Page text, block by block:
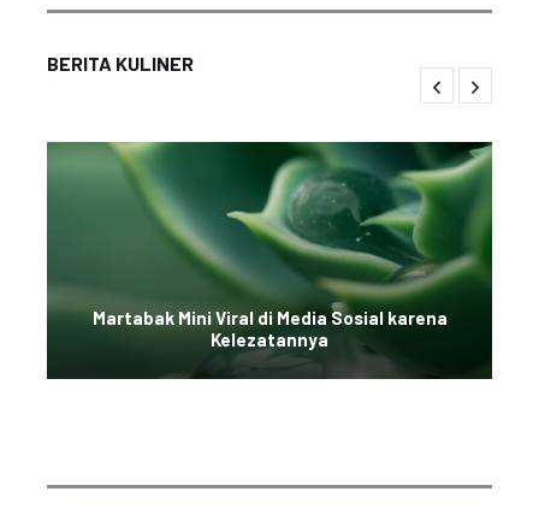
BERITA KULINER
Martabak Mini Viral di Media Sosial karena
Kelezatannya